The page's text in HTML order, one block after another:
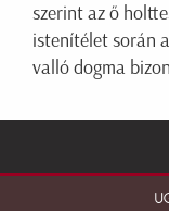
szerint az ő
istenítélet során
valló dogma